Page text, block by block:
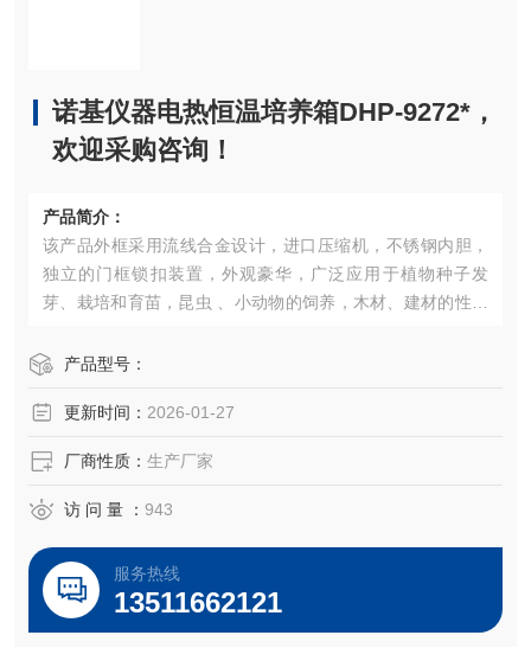
诺基仪器电热恒温培养箱DHP-9272*，
欢迎采购咨询！
产品简介：
该产品外框采用流线合金设计，进口压缩机，不锈钢内胆，
独立的门框锁扣装置，外观豪华，广泛应用于植物种子发
芽、栽培和育苗，昆虫 、小动物的饲养，木材、建材的性能
制）。产品型号：
更新时间： 2026-01-27
厂商性质： 生产厂家
访 问 量 ： 943
服务热线
13511662121